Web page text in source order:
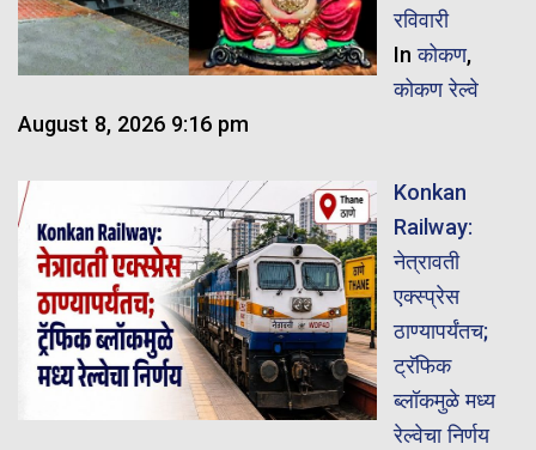
रविवारी
Inकोकण,
कोकण रेल्वे
August 8, 2026 9:16 pm
Konkan
Railway:
नेत्रावती
एक्स्प्रेस
ठाण्यापर्यंतच;
ट्रॅफिक
ब्लॉकमुळे मध्य
रेल्वेचा निर्णय